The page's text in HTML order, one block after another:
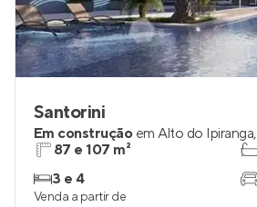
Santorini
Em construção em Alto do Ipiranga,
87 e 107 m²
3 e 4
Venda a partir de